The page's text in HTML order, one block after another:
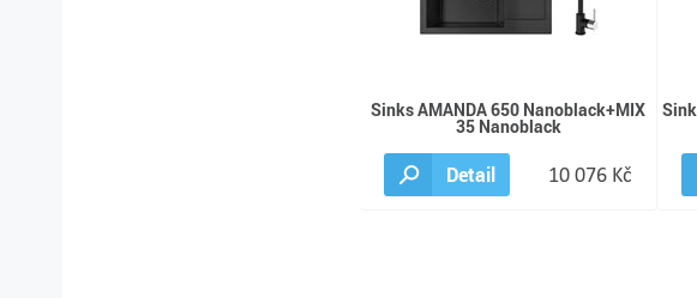
Sinks AMANDA 650 Nanoblack+MIX
35 Nanoblack
Detail 10 076 Kč